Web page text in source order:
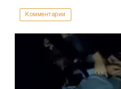
Комментарии